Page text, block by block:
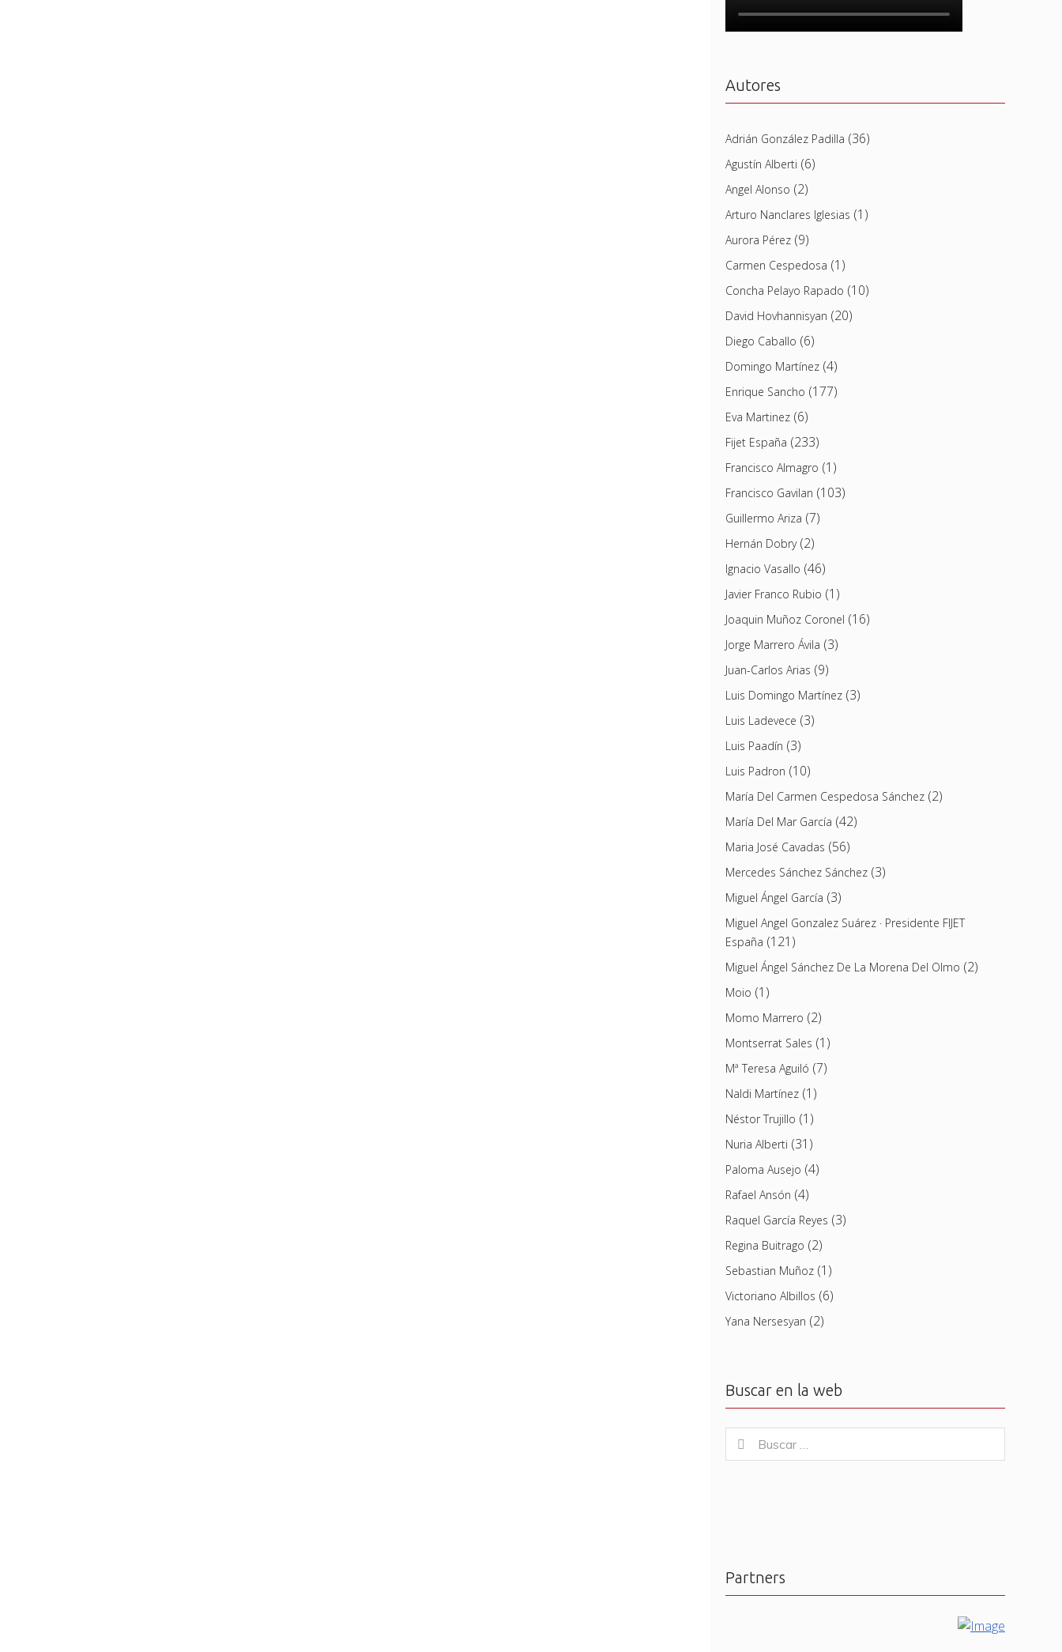
Autores
Adrián González Padilla (36)
Agustín Alberti (6)
Angel Alonso (2)
Arturo Nanclares Iglesias (1)
Aurora Pérez(9)
Carmen Cespedosa (1)
Concha Pelayo Rapado (10)
David Hovhannisyan (20)
Diego Caballo (6)
Domingo Martínez(4)
Enrique Sancho (177)
Eva Martinez(6)
Fijet España (233)
Francisco Almagro (1)
Francisco Gavilan (103)
Guillermo Ariza (7)
Hernán Dobry(2)
Ignacio Vasallo (46)
Javier Franco Rubio (1)
Joaquin Muñoz Coronel (16)
Jorge Marrero Ávila (3)
Juan-Carlos Arias (9)
Luis Domingo Martínez(3)
Luis Ladevece (3)
Luis Paadín (3)
Luis Padron (10)
María Del Carmen Cespedosa Sánchez(2)
María Del Mar García (42)
Maria José Cavadas (56)
Mercedes Sánchez Sánchez(3)
Miguel Ángel García (3)
Miguel Angel Gonzalez Suárez · Presidente FIJET
España (121)
Miguel Ángel Sánchez De La Morena Del Olmo (2)
Moio (1)
Momo Marrero (2)
Montserrat Sales (1)
Mª Teresa Aguiló (7)
Naldi Martínez(1)
Néstor Trujillo (1)
Nuria Alberti (31)
Paloma Ausejo (4)
Rafael Ansón (4)
Raquel García Reyes (3)
Regina Buitrago (2)
Sebastian Muñoz(1)
Victoriano Albillos (6)
Yana Nersesyan (2)
Buscar en la web
for:
Buscar
Partners